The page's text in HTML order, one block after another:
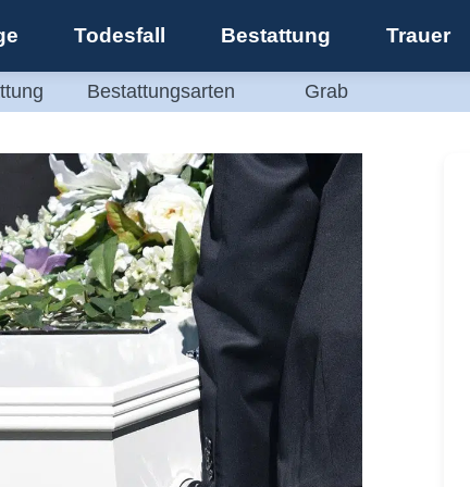
Todesfall Bestattung Trauer
Bestattungsarten Grab